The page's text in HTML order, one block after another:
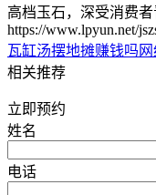
高档玉石，深受消费
https://www.lpyun.net/
瓦缸汤摆地摊赚钱吗
相关推荐
立即预约
姓名
电话